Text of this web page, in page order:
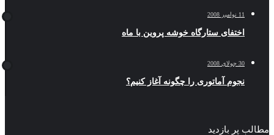
11 نوامبر 2008
اختفای ستارگاه خوشه پروین با ماه
30 جولای 2008
نجوم آماتوری را چگونه آغاز کنیم؟
مطالب پر بازدید